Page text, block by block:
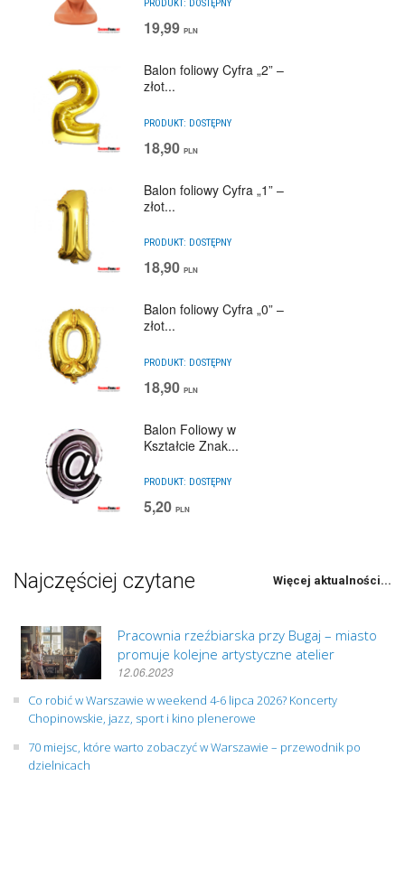
PRODUKT: DOSTĘPNY
19,99 PLN
Balon foliowy Cyfra „2” –
złot...
PRODUKT: DOSTĘPNY
18,90 PLN
Balon foliowy Cyfra „1” –
złot...
PRODUKT: DOSTĘPNY
18,90 PLN
Balon foliowy Cyfra „0” –
złot...
PRODUKT: DOSTĘPNY
18,90 PLN
Balon Foliowy w
Kształcie Znak...
PRODUKT: DOSTĘPNY
5,20 PLN
Najczęściej czytane Więcej aktualności...
Pracownia rzeźbiarska przy Bugaj – miasto
promuje kolejne artystyczne atelier
12.06.2023
Co robić w Warszawie w weekend 4-6 lipca 2026? Koncerty
Chopinowskie, jazz, sport i kino plenerowe
70 miejsc, które warto zobaczyć w Warszawie – przewodnik po
dzielnicach